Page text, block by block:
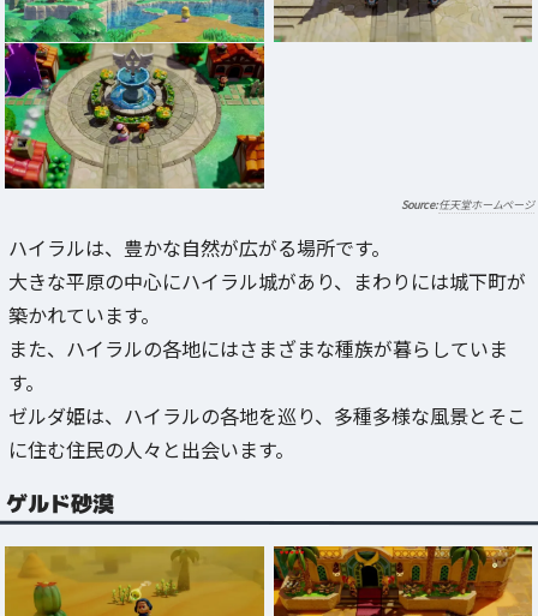
任天堂ホームページ
ハイラルは、豊かな自然が広がる場所です。
大きな平原の中心にハイラル城があり、まわりには城下町が
築かれています。
また、ハイラルの各地にはさまざまな種族が暮らしていま
す。
ゼルダ姫は、ハイラルの各地を巡り、多種多様な風景とそこ
に住む住民の人々と出会います。
ゲルド砂漠